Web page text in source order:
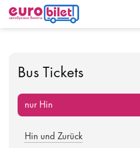
Bus Tickets
nur Hin
Hin und Zurück